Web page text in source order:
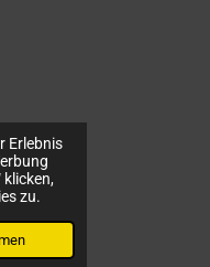
Erlebnis
klicken,
zu.